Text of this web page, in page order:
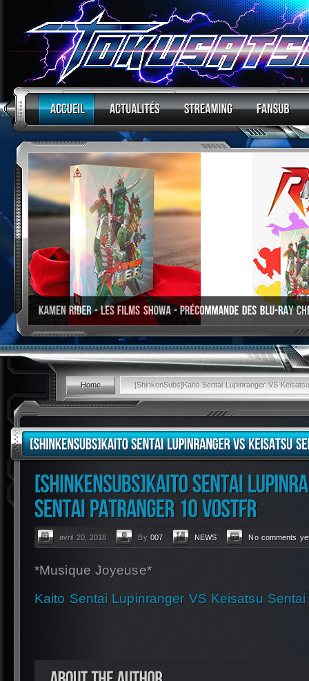
Home [ShinkenSubs]Kaito Sentai Lupinranger VS
avril 20, 2018 By 007 NEWS No comments
*Musique Joyeuse*
Kaito Sentai Lupinranger VS Keisatsu